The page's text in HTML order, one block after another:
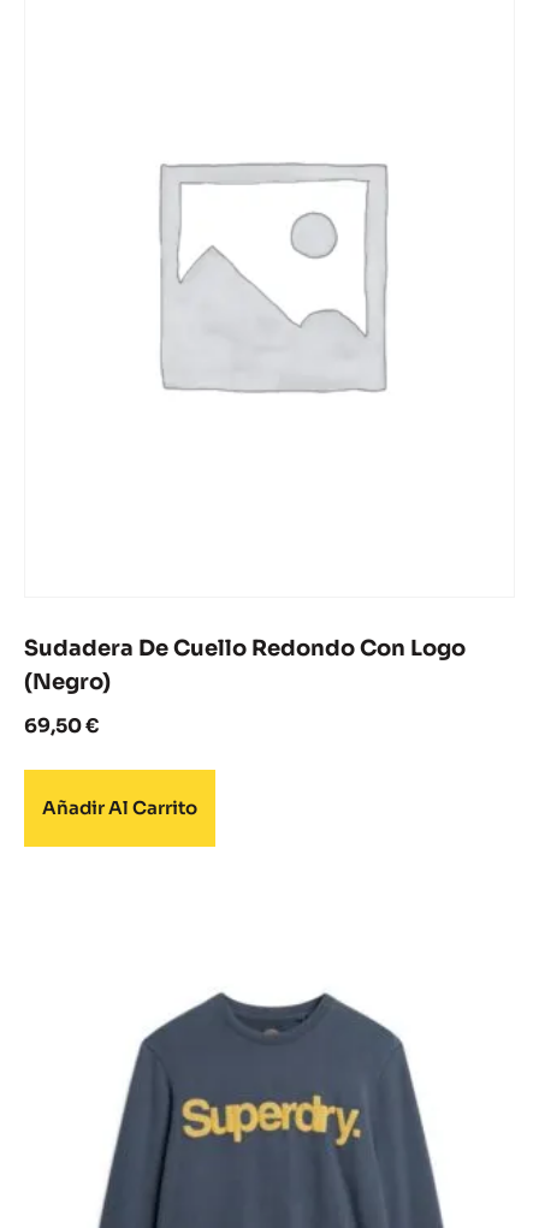
Sudadera De Cuello Redondo Con Logo
(Negro)
69,50€
Añadir Al Carrito